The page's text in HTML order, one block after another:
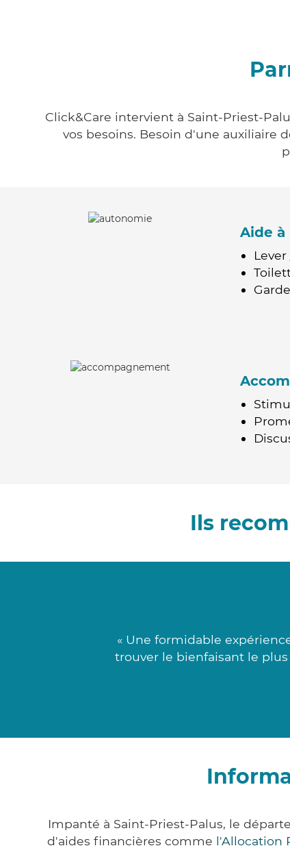
Click&Care intervient à Saint-Priest-
vos besoins. Besoin d'une auxiliaire
Aide
Ils
« Une formidable
trouver le bienfaisant le
Impanté à Saint-Priest-Palus, le
d'aides financières comme l'Allocation